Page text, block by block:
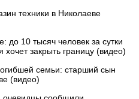
техники в Николаеве
до 10 тысяч человек за сутки
закрыть границу (видео)
семьи: старший сын
(видео)